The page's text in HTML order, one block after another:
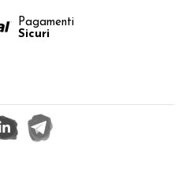
Pagamenti
Sicuri